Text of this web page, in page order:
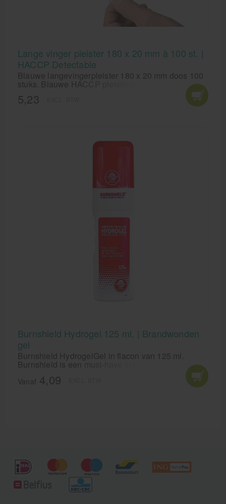
Lange vinger pleister 180 x 20 mm à 100 st. |
HACCP Detectable
Blauwe langevingerpleister 180 x 20 mm doos 100
stuks. Blauwe HACCP pleisterstrips, uitermate
5,23
Burnshield Hydrogel 125 ml. | Brandwonden
gel
Burnshield HydrogelGel in flacon van 125 ml.
Burnshield is een must-have in elke verbandkoffer.
Burnshield voor behandeling van brandwonden in
de acute fase.
Vanaf 4,09